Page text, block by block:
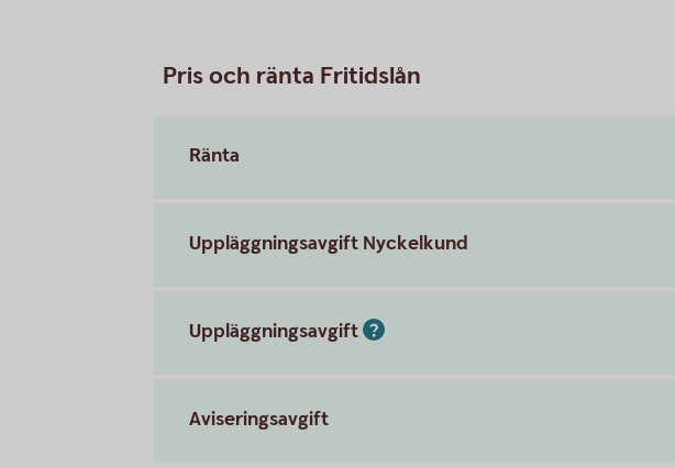
Pris och ränta Fritidslån
Ränta
Uppläggningsavgift Nyckelkund
Uppläggningsavgift
Aviseringsavgift